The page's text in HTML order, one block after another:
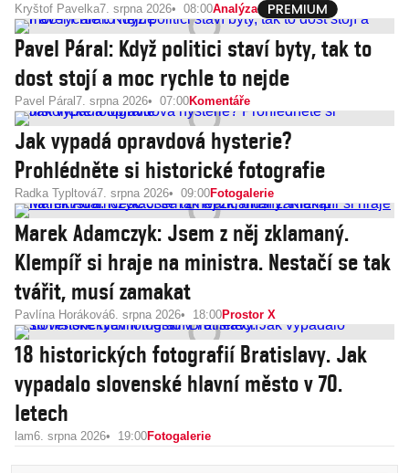
Kryštof Pavelka7. srpna 2026 08:00Analýza
Pavel Páral: Když politici staví byty, tak to
dost stojí a moc rychle to nejde
Pavel Páral 7. srpna 2026 07:00Komentáře
Jak vypadá opravdová hysterie?
Prohlédněte si historické fotografie
Radka Typltová7. srpna 2026 09:00Fotogalerie
Marek Adamczyk: Jsem z něj zklamaný.
Klempíř si hraje na ministra. Nestačí se tak
tvářit, musí zamakat
Pavlína Horáková6. srpna 2026 18:00Prostor X
18 historických fotografií Bratislavy. Jak
vypadalo slovenské hlavní město v 70.
letech
lam6. srpna 2026 19:00Fotogalerie